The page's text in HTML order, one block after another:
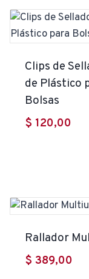
Clips de
de Plástico
Bolsas
$ 120,00
Rallador
$ 389,00